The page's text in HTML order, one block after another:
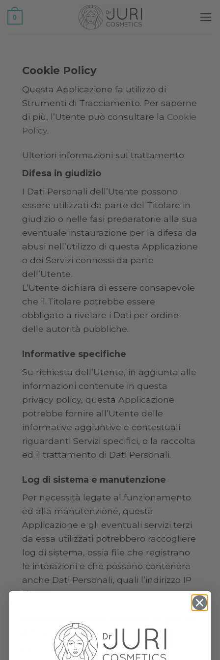
Salta
0
Cookie Policy
Questa Applicazione fa utilizzo di
Strumenti di Tracciamento. Per saperne
di più, l’Utente può consultare la Cookie
Policy.
Ulteriori informazioni sul trattamento
Difesa in giudizio
I Dati Personali dell’Utente possono
essere utilizzati da parte del Titolare in
giudizio o nelle fasi preparatorie alla sua
eventuale instaurazione per la difesa da
abusi nell’utilizzo di questa Applicazione
o dei Servizi connessi da parte
dell’Utente.
L’Utente dichiara di essere consapevole
che il Titolare potrebbe essere
obbligato a rivelare i Dati per ordine
delle autorità pubbliche.
Informative specifiche
Su richiesta dell’Utente, in aggiunta alle
informazioni contenute in questa
privacy policy, questa Applicazione
potrebbe fornire all’Utente delle
informative aggiuntive e contestuali
riguardanti Servizi specifici, o la raccolta
ed il trattamento di Dati Personali.
Log di sistema e manutenzione
Per necessità legate al funzionamento
ed alla manutenzione, questa
Applicazione e gli eventuali servizi terzi
da essa utilizzati potrebbero raccogliere
log di sistema, ossia file che registrano
le interazioni e che possono contenere
anche Dati Personali, quali l’indirizzo IP
Utente.
Ulteriori informazioni in relazione al